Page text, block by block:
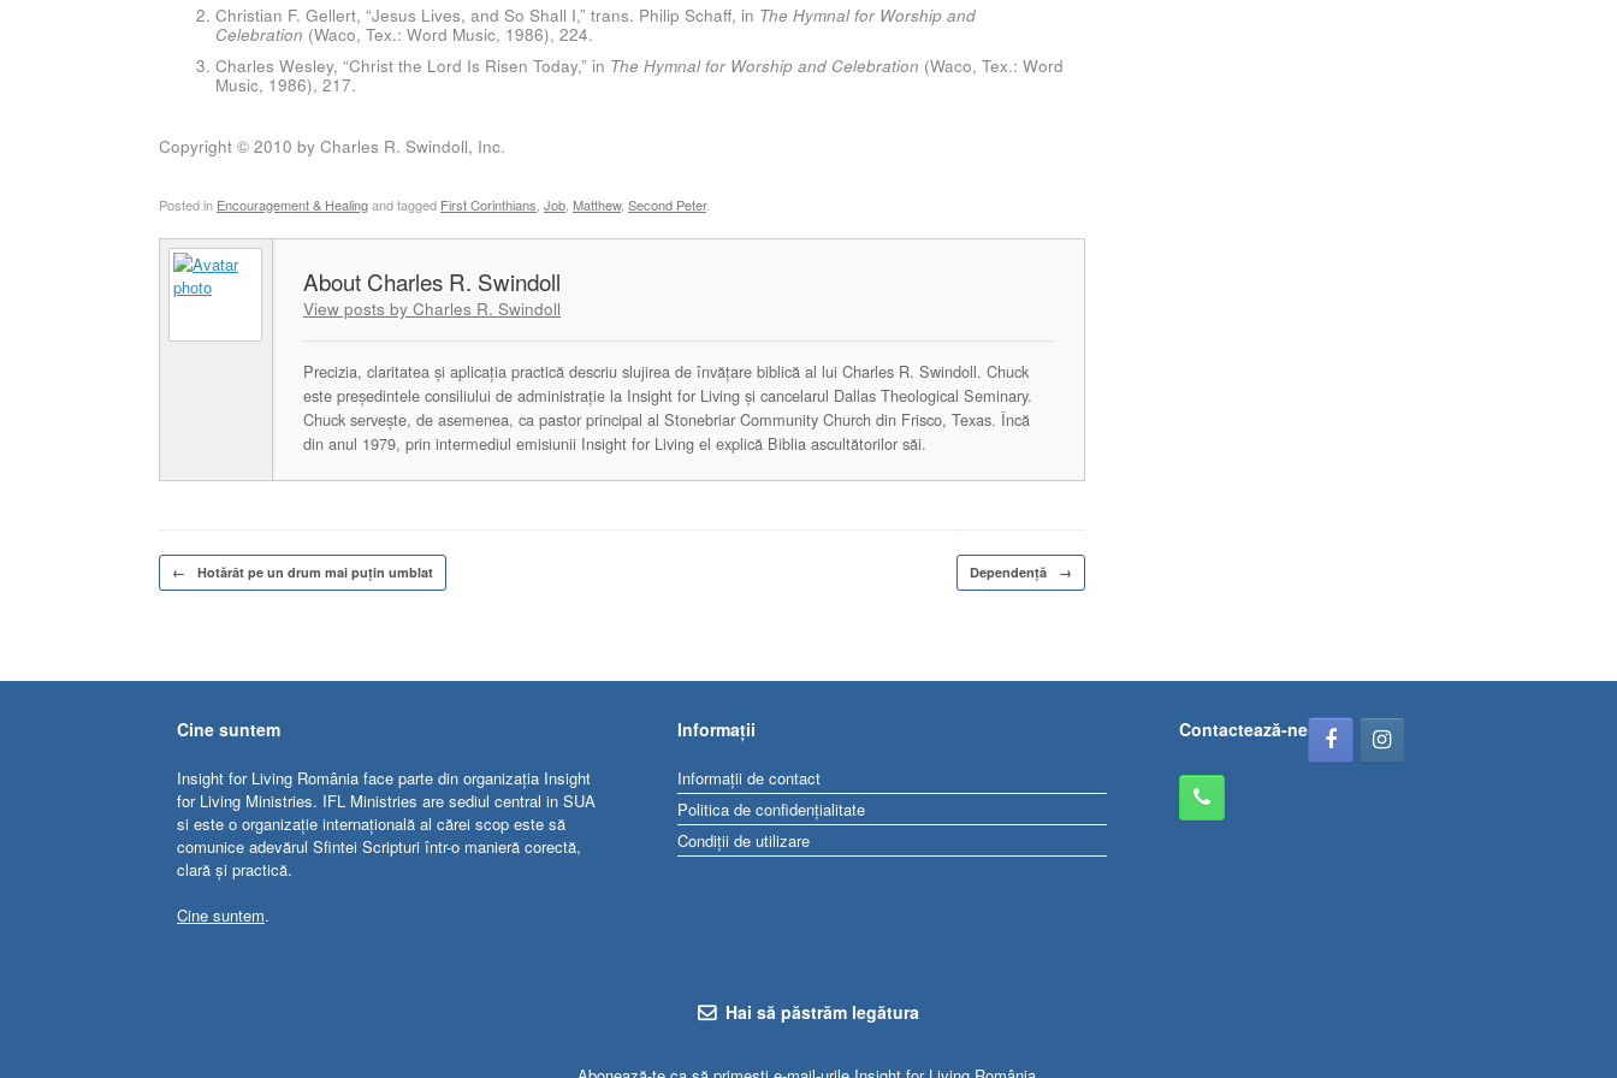
Christian F. Gellert, “Jesus Lives, and So Shall I,” trans. Philip Schaff, in The Hymnal for Worship and
Celebration (Waco, Tex.: Word Music, 1986), 224.
Charles Wesley, “Christ the Lord Is Risen Today,” in The Hymnal for Worship and Celebration (Waco, Tex.: Word
Music, 1986), 217.
Copyright © 2010 by Charles R. Swindoll, Inc.
Posted in Encouragement & Healingand tagged First Corinthians Job Matthew, Second Peter.
Charles R. Swindoll
View posts by Charles R. Swindoll
Precizia, claritatea și aplicația practică descriu slujirea de învățare biblică al lui Charles R. Swindoll. Chuck
este președintele consiliului de administrație la Insight for Living și cancelarul Dallas Theological Seminary.
Chuck servește, de asemenea, ca pastor principal al Stonebriar Community Church din Frisco, Texas. Încă
din anul 1979, prin intermediul emisiunii Insight for Living el explică Biblia ascultătorilor săi.
Post navigation
← Hotărât pe un drum mai puțin umblat Dependență →
Cine suntem
Insight for Living România face parte din organizația Insight
for Living Ministries. IFL Ministries are sediul central in SUA
si este o organizație internațională al cărei scop este să
comunice adevărul Sfintei Scripturi într-o manieră corectă,
clară și practică.
Cine suntem.
Informații
Informații de contact
Politica de confidențialitate
Condiții de utilizare
Contactează-ne
Hai să păstrăm legătura